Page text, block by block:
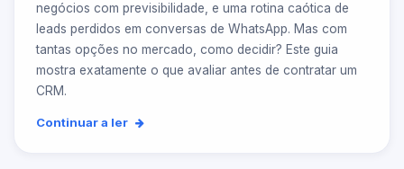
negócios com previsibilidade, e uma rotina caótica de
leads perdidos em conversas de WhatsApp. Mas com
tantas opções no mercado, como decidir? Este guia
mostra exatamente o que avaliar antes de contratar um
CRM.
Continuar a ler